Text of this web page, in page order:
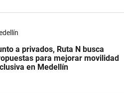
a privados, Ruta N busca
para mejorar movilidad
en Medellín